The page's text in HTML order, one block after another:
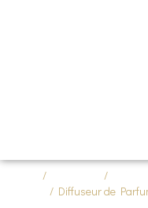
/ /
/ Diffuseur de